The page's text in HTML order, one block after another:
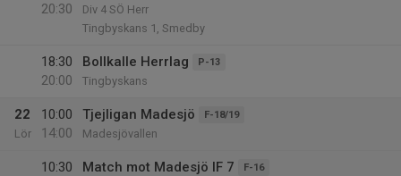
20:30
Div 4 SÖ Herr
Tingbyskans 1, Smedby
18:30
20:00
Bollkalle Herrlag P-13
Tingbyskans
22
Lör
10:00
14:00
Tjejligan Madesjö F-18/19
Madesjövallen
10:30
Match mot Madesjö IF 7 F-16